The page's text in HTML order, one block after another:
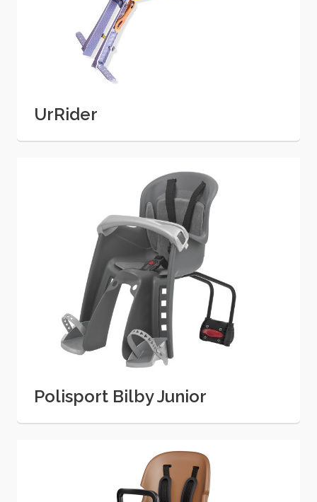
UrRider
Polisport Bilby Junior